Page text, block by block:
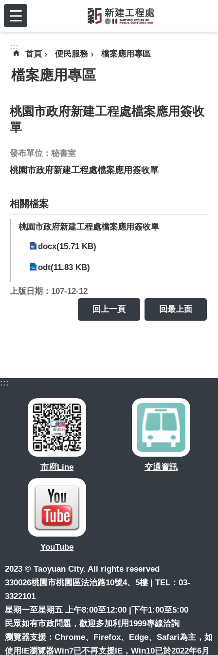
跳到主要內容區塊
:::
:::
首頁 便民服務 檔案應用專區
檔案應用專區
桃園市政府新建工程處檔案應用簽收
單
發布單位：秘書室
桃園市政府新建工程處檔案應用簽收單
相關檔案
桃園市政府新建工程處檔案應用簽收單
docx(15.71 KB)
odt(11.83 KB)
上版日期：107-12-12
回上一頁
回最上面
:::
市府Line 交通資訊
YouTube
2023 © Taoyuan City. All rights reserved
330026桃園市桃園區法治路10號4、5樓 | TEL：03-
3322101
星期一至星期五 上午8:00至12:00 |下午1:00至5:00
民眾如有市政問題，歡迎多加利用1999專線洽詢
瀏覽器支援：Chrome、Firefox、Edge、Safari為主，如
使用IE瀏覽器Win7已不再支援IE，Win10已於2022年6月